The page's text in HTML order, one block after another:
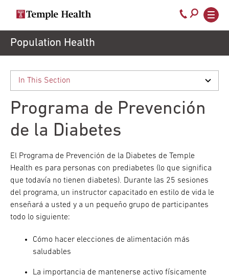
Secondary
navigation
Main
navigation
Call
800-
Population Health
Programa de Prevención
de la Diabetes
El Programa de Prevención de la Diabetes de Temple
Health es para personas con prediabetes (lo que significa
que todavía no tienen diabetes). Durante las 25 sesiones
del programa, un instructor capacitado en estilo de vida le
enseñará a usted y a un pequeño grupo de participantes
todo lo siguiente:
Cómo hacer elecciones de alimentación más
saludables
La importancia de mantenerse activo físicamente